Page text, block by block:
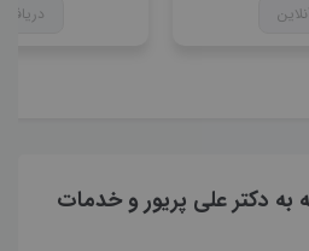
به دکتر علی پریور و خدمات